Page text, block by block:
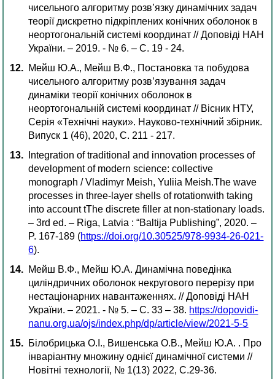
чисельного алгоритму розв’язку динамічних задач
теорії дискретно підкріплених конічних оболонок в
неортогональній системі координат // Доповіді НАН
України. – 2019. - № 6. – С. 19 - 24.
Мейш Ю.А., Мейш В.Ф., Постановка та побудова
чисельного алгоритму розв’язування задач
динаміки теорії конічних оболонок в
неортогональній системі координат // Вісник НТУ,
Серія «Технічні науки». Науково-технічний збірник.
Випуск 1 (46), 2020, С. 211 - 217.
Integration of traditional and innovation processes of
development of modern science: collective
monograph / Vladimyr Meish, Yuliia Meish.The wave
processes in three-layer shells of rotationwith taking
into account tThe discrete filler at non-stationary loads.
– 3rd ed. – Riga, Latvia : “Baltija Publishing”, 2020. –
P. 167-189 (https://doi.org/10.30525/978-9934-26-021-
6).
Мейш В.Ф., Мейш Ю.А. Динамічна поведінка
циліндричних оболонок некругового перерізу при
нестаціонарних навантаженнях. // Доповіді НАН
України. – 2021. - № 5. – С. 33 – 38. https://dopovidi-
nanu.org.ua/ojs/index.php/dp/article/view/2021-5-5
Білобрицька О.І., Вишенська О.В., Мейш Ю.А. . Про
інваріантну множину однієї динамічної системи //
Новітні технології, № 1(13) 2022, С.29-36.